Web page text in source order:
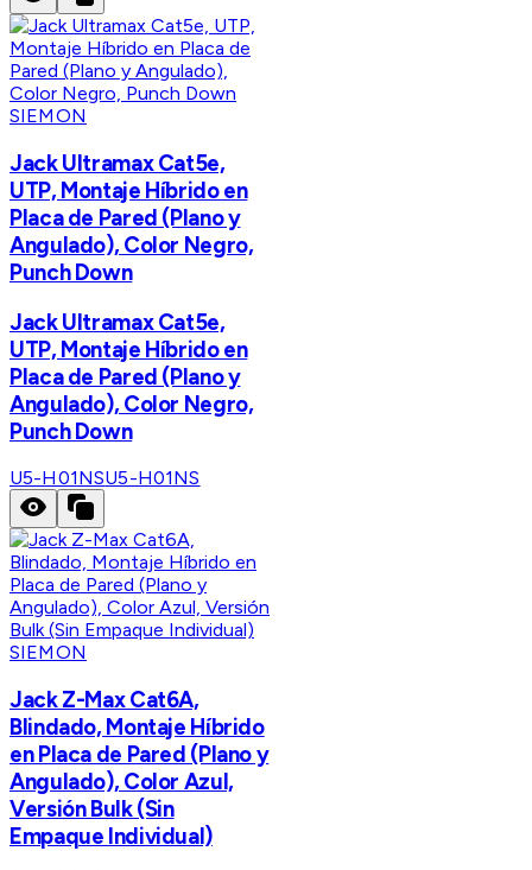
SIEMON
Jack Ultramax Cat5e,
UTP, Montaje Híbrido en
Placa de Pared (Plano y
Angulado), Color Negro,
Punch Down
Jack Ultramax Cat5e,
UTP, Montaje Híbrido en
Placa de Pared (Plano y
Angulado), Color Negro,
Punch Down
U5-H01NSU5-H01NS
SIEMON
Jack Z-Max Cat6A,
Blindado, Montaje Híbrido
en Placa de Pared (Plano y
Angulado), Color Azul,
Versión Bulk (Sin
Empaque Individual)